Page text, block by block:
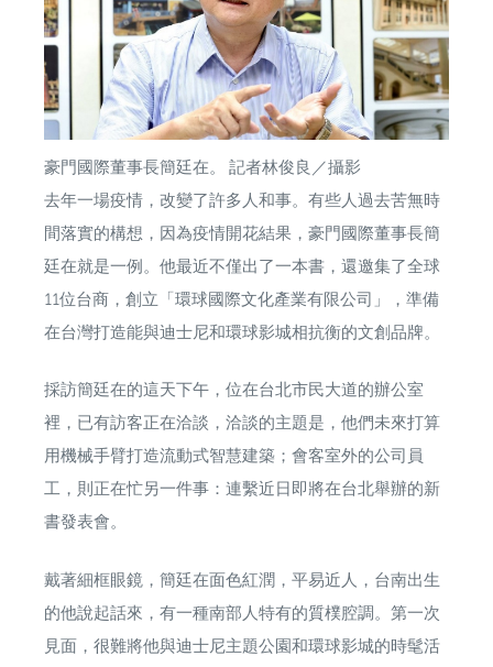
豪門國際董事長簡廷在。 記者林俊良／攝影
去年一場疫情，改變了許多人和事。有些人過去苦無時
間落實的構想，因為疫情開花結果，豪門國際董事長簡
廷在就是一例。他最近不僅出了一本書，還邀集了全球
11位台商，創立「環球國際文化產業有限公司」，準備
在台灣打造能與迪士尼和環球影城相抗衡的文創品牌。
採訪簡廷在的這天下午，位在台北市民大道的辦公室
裡，已有訪客正在洽談，洽談的主題是，他們未來打算
用機械手臂打造流動式智慧建築；會客室外的公司員
工，則正在忙另一件事：連繫近日即將在台北舉辦的新
書發表會。
戴著細框眼鏡，簡廷在面色紅潤，平易近人，台南出生
的他說起話來，有一種南部人特有的質樸腔調。第一次
見面，很難將他與迪士尼主題公園和環球影城的時髦活